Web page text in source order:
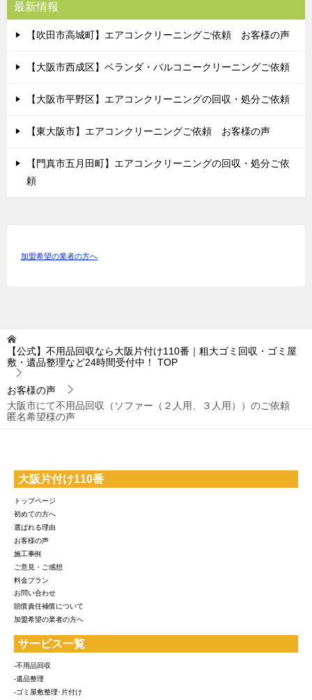
最新情報
【吹田市高城町】エアコンクリーニングご依頼 お客様の声
【大阪市西成区】ベランダ・バルコニークリーニングご依頼
【大阪市平野区】エアコンクリーニングの回収・処分ご依頼
【東大阪市】エアコンクリーニングご依頼 お客様の声
【門真市五月田町】エアコンクリーニングの回収・処分ご依
頼
加盟希望の業者の方へ
【公式】不用品回収なら大阪片付け110番｜粗大ゴミ回収・ゴミ屋
敷・遺品整理など24時間受付中！
TOP
お客様の声
大阪市にて不用品回収（ソファー（２人用、３人用））のご依頼
匿名希望様の声
大阪片付け110番
トップページ
初めての方へ
選ばれる理由
お客様の声
施工事例
ご意見・ご感想
料金プラン
お問い合わせ
賠償責任補償について
加盟希望の業者の方へ
サービス一覧
-不用品回収
-遺品整理
-ゴミ屋敷整理･片付け